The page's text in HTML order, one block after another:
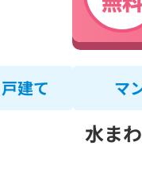
戸建て マ
水ま